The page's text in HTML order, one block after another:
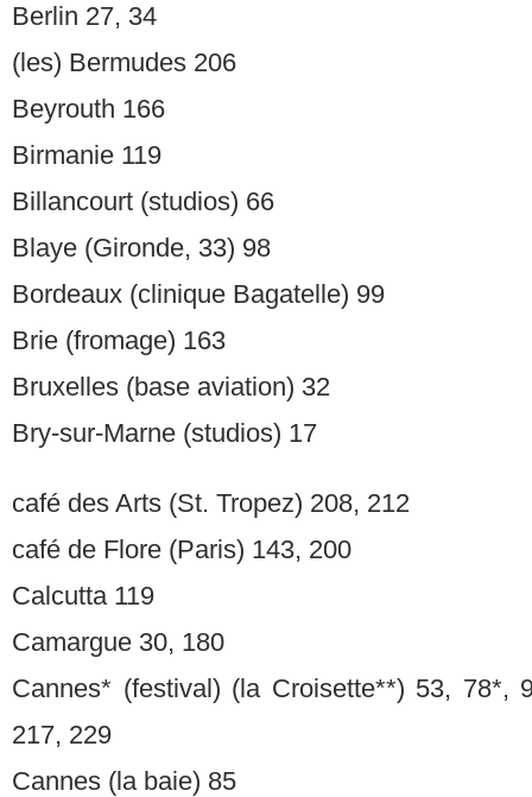
Berlin 27, 34
(les) Bermudes 206
Beyrouth 166
Birmanie 119
Billancourt (studios) 66
Blaye (Gironde, 33) 98
Bordeaux (clinique Bagatelle) 99
Brie (fromage) 163
Bruxelles (base aviation) 32
Bry-sur-Marne (studios) 17
café des Arts (St. Tropez) 208, 212
café de Flore (Paris) 143, 200
Calcutta 119
Camargue 30, 180
Cannes* (festival) (la Croisette**) 53, 78*,
217, 229
Cannes (la baie) 85